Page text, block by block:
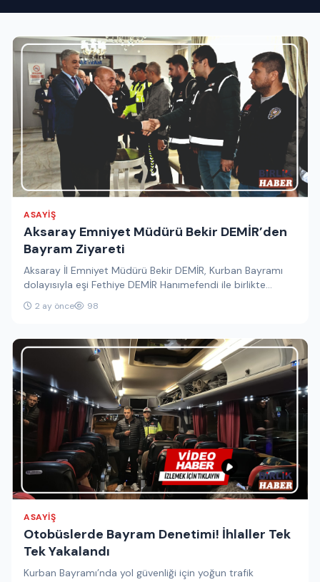
ASAYIŞ
Aksaray Emniyet Müdürü Bekir DEMİR’den
Bayram Ziyareti
Aksaray İl Emniyet Müdürü Bekir DEMİR, Kurban Bayramı
dolayısıyla eşi Fethiye DEMİR Hanımefendi ile birlikte
Polisevinde görev yapan…
2 ay önce 98
ASAYIŞ
Otobüslerde Bayram Denetimi! İhlaller Tek
Tek Yakalandı
Kurban Bayramı’nda yol güvenliği için yoğun trafik